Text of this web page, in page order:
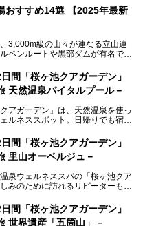
まのは」。
の良い客室、ビュッフェ式の食事
、山懐で自然に癒されたいと思う
冬なら雪景色も絵になりますよ。
ルマネジメント株式会社【PR】
泉 やまのはのPR記事です。
おすすめ14選 【2025年最新
3,000m級の山々が連なる立山連
ペンルートや黒部ダムが有名で
せません！
東京からも2時間ほどでアクセス
すぐにでも出かけたくなる施設が
間「桜ヶ池クアガーデン」
然温泉バイタルプール－
アガーデン」は、天然温泉を使っ
ルネススポット。日帰りでも宿泊
がら美しく健康に。
ン」の天然温泉バイタルプールと
間「桜ヶ池クアガーデン」
里山オーベルジュ－
泉ウェルネススパの「桜ヶ池クア
みのために訪れるリピーターも多
は和食、土日はその両方がランチ
オリジナルのスイーツも評判で
間「桜ヶ池クアガーデン」
界遺産「五箇山」－